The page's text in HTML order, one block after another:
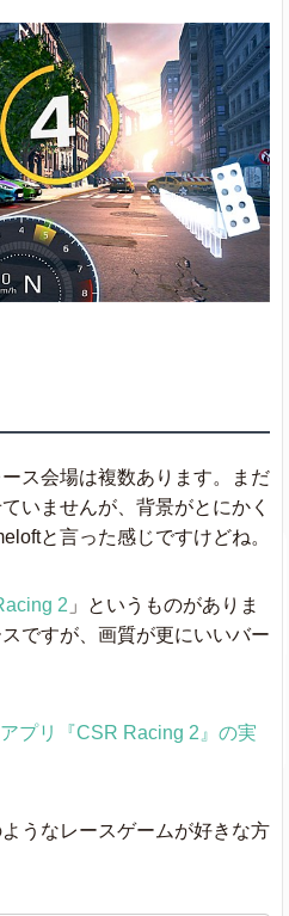
ス会場は複数あります。まだ
いませんが、背景がとにかく
と言った感じですけどね。
2 」というものがありま
ですが、画質が更にいいバー
プリ『CSR Racing 2』の実
うなレースゲームが好きな方